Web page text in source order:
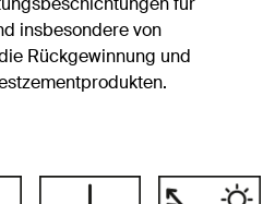
insbesondere von
Rückgewinnung und